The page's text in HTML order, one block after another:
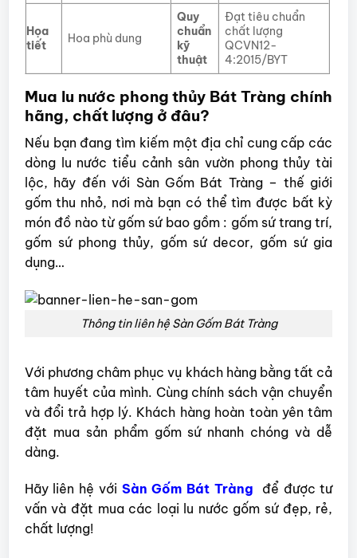
Họa
tiết
Hoa phù dung
Quy
chuẩn
kỹ
thuật
Đạt tiêu chuẩn
chất lượng
QCVN12-
4:2015/BYT
Mua lu nước phong thủy Bát Tràng chính
hãng, chất lượng ở đâu?
Nếu bạn đang tìm kiếm một địa chỉ cung cấp các
dòng lu nước tiểu cảnh sân vườn phong thủy tài
lộc, hãy đến với Sàn Gốm Bát Tràng – thế giới
gốm thu nhỏ, nơi mà bạn có thể tìm được bất kỳ
món đồ nào từ gốm sứ bao gồm : gốm sứ trang trí,
gốm sứ phong thủy, gốm sứ decor, gốm sứ gia
dụng…
Thông tin liên hệ Sàn Gốm Bát Tràng
Với phương châm phục vụ khách hàng bằng tất cả
tâm huyết của mình. Cùng chính sách vận chuyển
và đổi trả hợp lý. Khách hàng hoàn toàn yên tâm
đặt mua sản phẩm gốm sứ nhanh chóng và dễ
dàng.
Hãy liên hệ với Sàn Gốm Bát Tràng
để được tư
vấn và đặt mua các loại lu nước gốm sứ đẹp, rẻ,
chất lượng!